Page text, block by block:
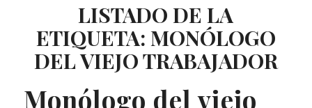
LISTADO DE LA
ETIQUETA: MONÓLOGO
DEL VIEJO TRABAJADOR
Monólogo del viejo